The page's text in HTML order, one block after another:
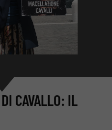
CAVALLO: IL